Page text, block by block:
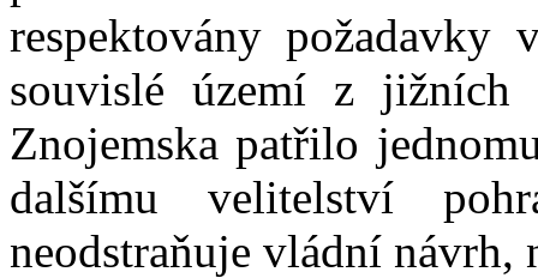
respektovány požadavky
souvislé území z jižních
Znojemska patřilo
dalšímu velitelství
neodstraňuje vládní návrh,